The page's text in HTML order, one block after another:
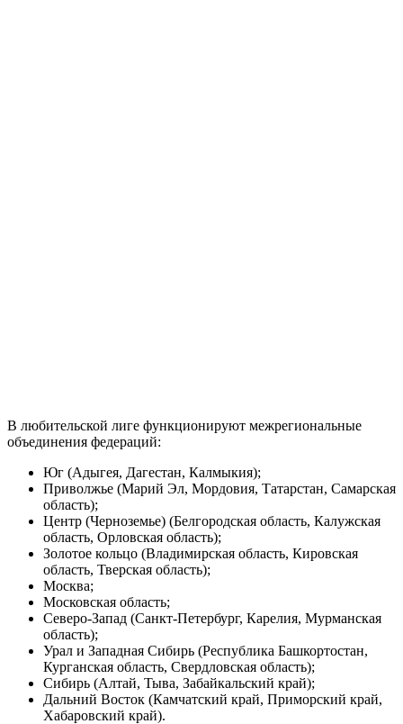
В любительской лиге функционируют межрегиональные
объединения федераций:
Юг (Адыгея, Дагестан, Калмыкия);
Приволжье (Марий Эл, Мордовия, Татарстан, Самарская
область);
Центр (Черноземье) (Белгородская область, Калужская
область, Орловская область);
Золотое кольцо (Владимирская область, Кировская
область, Тверская область);
Москва;
Московская область;
Северо-Запад (Санкт-Петербург, Карелия, Мурманская
область);
Урал и Западная Сибирь (Республика Башкортостан,
Курганская область, Свердловская область);
Сибирь (Алтай, Тыва, Забайкальский край);
Дальний Восток (Камчатский край, Приморский край,
Хабаровский край).